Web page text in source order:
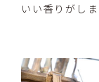
いい香りがしま